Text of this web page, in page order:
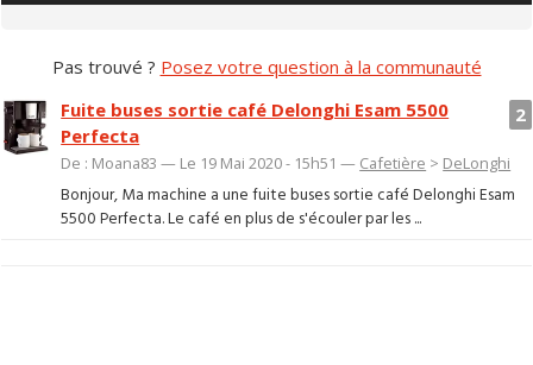
Pas trouvé ? Posez votre question à la communauté
2
Fuite buses sortie café Delonghi Esam 5500
Perfecta
De : Moana83 — Le 19 Mai 2020 - 15h51 — Cafetière > DeLonghi
Bonjour, Ma machine a une fuite buses sortie café Delonghi Esam
5500 Perfecta. Le café en plus de s'écouler par les ...